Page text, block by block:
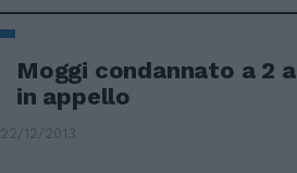
Moggi condannato a 2
in appello
22/12/2013